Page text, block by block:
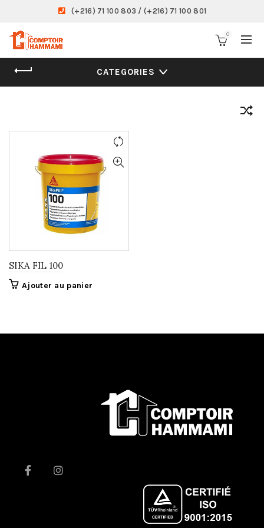
(+216) 71 100 803 / (+216) 71 100 801
0
CATEGORIES
SIKA FIL 100
Ajouter au panier